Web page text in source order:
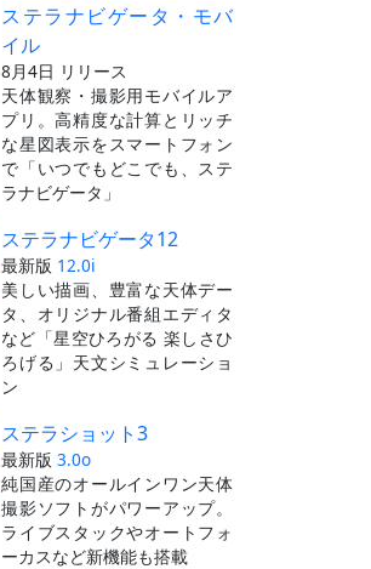
ステラナビゲータ・モバ
イル
8月4日 リリース
天体観察・撮影用モバイルア
プリ。高精度な計算とリッチ
な星図表示をスマートフォン
で「いつでもどこでも、ステ
ラナビゲータ」
ステラナビゲータ12
最新版 12.0i
美しい描画、豊富な天体デー
タ、オリジナル番組エディタ
など「星空ひろがる 楽しさひ
ろげる」天文シミュレーショ
ン
ステラショット3
最新版 3.0o
純国産のオールインワン天体
撮影ソフトがパワーアップ。
ライブスタックやオートフォ
ーカスなど新機能も搭載